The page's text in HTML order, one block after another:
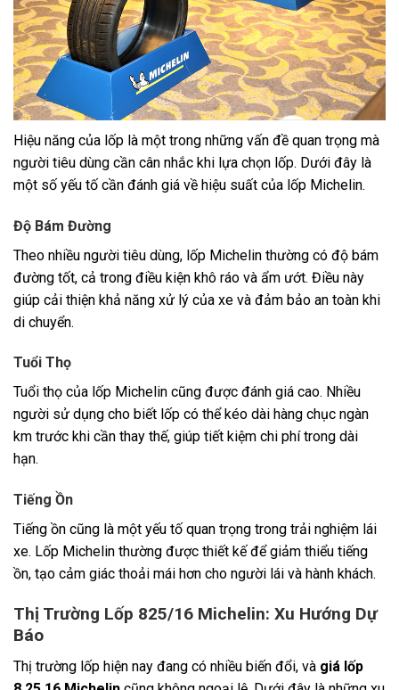
Hiệu năng của lốp là một trong những vấn đề quan trọng mà
người tiêu dùng cần cân nhắc khi lựa chọn lốp. Dưới đây là
một số yếu tố cần đánh giá về hiệu suất của lốp Michelin.
Độ Bám Đường
Theo nhiều người tiêu dùng, lốp Michelin thường có độ bám
đường tốt, cả trong điều kiện khô ráo và ẩm ướt. Điều này
giúp cải thiện khả năng xử lý của xe và đảm bảo an toàn khi
di chuyển.
Tuổi Thọ
Tuổi thọ của lốp Michelin cũng được đánh giá cao. Nhiều
người sử dụng cho biết lốp có thể kéo dài hàng chục ngàn
km trước khi cần thay thế, giúp tiết kiệm chi phí trong dài
hạn.
Tiếng Ồn
Tiếng ồn cũng là một yếu tố quan trọng trong trải nghiệm lái
xe. Lốp Michelin thường được thiết kế để giảm thiểu tiếng
ồn, tạo cảm giác thoải mái hơn cho người lái và hành khách.
Thị Trường Lốp 825/16 Michelin: Xu Hướng Dự
Báo
Thị trường lốp hiện nay đang có nhiều biến đổi, và giá lốp